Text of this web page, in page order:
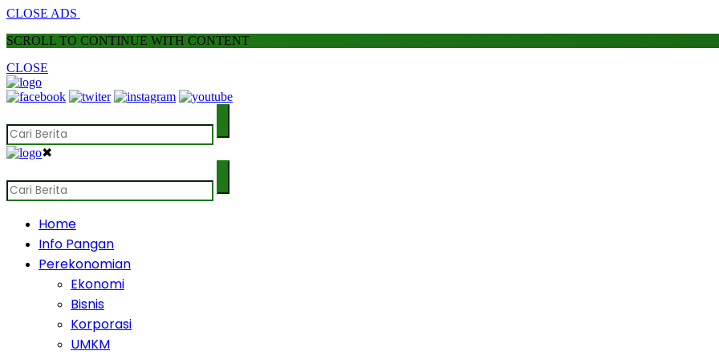
CLOSE ADS
SCROLL TO CONTINUE WITH CONTENT
CLOSE
✖
Home
Info Pangan
Perekonomian
Ekonomi
Bisnis
Korporasi
UMKM